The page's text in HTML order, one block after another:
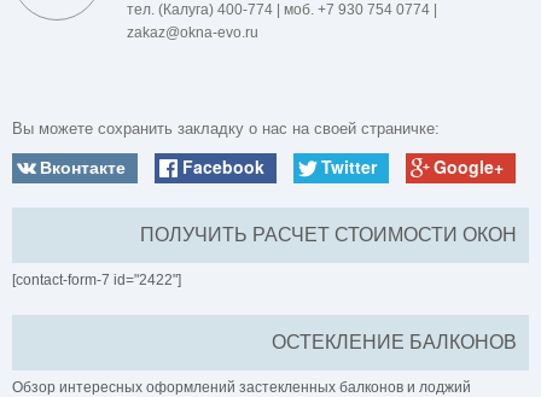
тел. (Калуга) 400-774 | моб. +7 930 754 0774 |
zakaz@okna-evo.ru
Вы можете сохранить закладку о нас на своей страничке:
Вконтакте Facebook Twitter Google+
ПОЛУЧИТЬ РАСЧЕТ СТОИМОСТИ ОКОН
[contact-form-7 id="2422"]
ОСТЕКЛЕНИЕ БАЛКОНОВ
Обзор интересных оформлений застекленных балконов и лоджий